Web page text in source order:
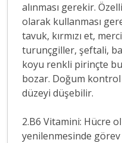
alınması gerekir.
olarak kullanması
tavuk, kırmızı et,
turunçgiller, şeftali,
koyu renkli pirinçte
bozar. Doğum
düzeyi düşebilir.
2.B6 Vitamini: Hücre
yenilenmesinde